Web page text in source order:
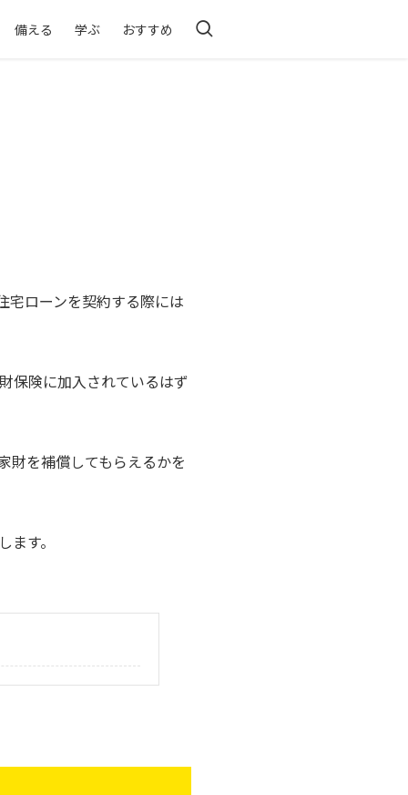
備える 学ぶ おすすめ
宅ローンを契約する際には
保険に加入されているはず
財を補償してもらえるかを
します。